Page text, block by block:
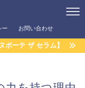
ー お問い合わせ
ボーテ ザ セラム】